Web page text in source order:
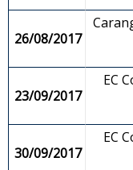
26/08/2017
23/09/2017
EC
30/09/2017
EC